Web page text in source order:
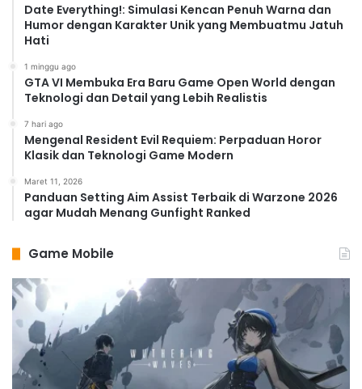
Date Everything!: Simulasi Kencan Penuh Warna dan
Humor dengan Karakter Unik yang Membuatmu Jatuh
Hati
1 minggu ago
GTA VI Membuka Era Baru Game Open World dengan
Teknologi dan Detail yang Lebih Realistis
7 hari ago
Mengenal Resident Evil Requiem: Perpaduan Horor
Klasik dan Teknologi Game Modern
Maret 11, 2026
Panduan Setting Aim Assist Terbaik di Warzone 2026
agar Mudah Menang Gunfight Ranked
Game Mobile